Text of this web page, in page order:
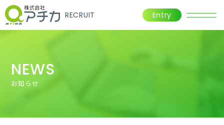
RECRUIT Entry
NEWS
お知らせ